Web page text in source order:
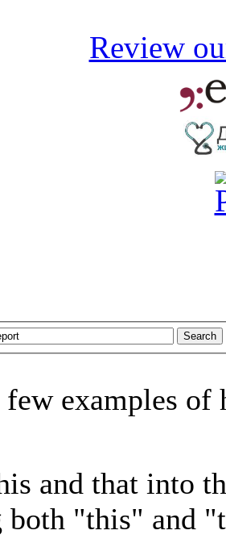
Review
Search
few examples of
and that into
both "this" and